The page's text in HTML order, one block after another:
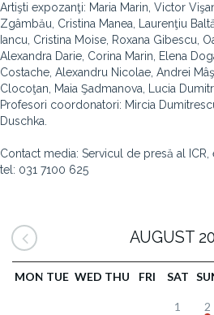
Artişti expozanţi: Maria Marin, Victor
Zgâmbău, Cristina Manea, Laurenţiu
Iancu, Cristina Moise, Roxana Gibescu,
Alexandra Darie, Corina Marin, Elena
Costache, Alexandru Nicolae, Andrei
Clocoţan, Maia Şadmanova, Lucia
Profesori coordonatori: Mircia
Duschka.
Contact media: Servicul de presă al ICR,
tel: 031 7100 625
AUGUST
MON TUE WED THU FRI SAT
1 2